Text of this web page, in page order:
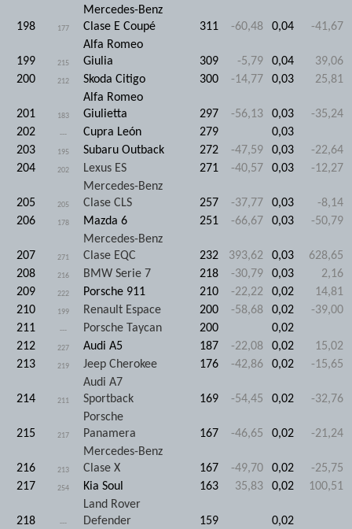
198 177
Mercedes-Benz
Clase E Coupé
311 -60,48 0,04 -41,67
199 215
Alfa Romeo
Giulia
309 -5,79 0,04
39,06
200
212 Skoda Citigo 300 -14,77 0,03 25,81
201 183
Alfa Romeo
Giulietta
297 -56,13 0,03
-35,24
202
--- Cupra León 279
0,03
203
195 Subaru Outback 272 -47,59 0,03
-22,64
204
202 Lexus ES 271 -40,57 0,03 -12,27
205 205
Mercedes-Benz
Clase CLS
257 -37,77 0,03
-8,14
206
178 Mazda 6 251 -66,67 0,03 -50,79
207 271
Mercedes-Benz
Clase EQC
232 393,62 0,03
628,65
208
216 BMW Serie 7 218 -30,79 0,03
2,16
209
222 Porsche 911 210 -22,22 0,02
14,81
210
199 Renault Espace 200 -58,68 0,02
-39,00
211
--- Porsche Taycan 200
0,02
212
227 Audi A5 187 -22,08 0,02
15,02
213
219 Jeep Cherokee 176 -42,86 0,02 -15,65
214 211
Audi A7
Sportback
169 -54,45 0,02 -32,76
215 217
Porsche
Panamera
167 -46,65 0,02 -21,24
216 213
Mercedes-Benz
Clase X
167 -49,70 0,02
-25,75
217
254 Kia Soul 163 35,83 0,02 100,51
218 ---
Land Rover
Defender
159
0,02